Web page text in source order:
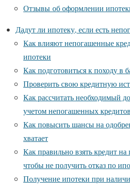
Отзывы об оформлении
Дадут ли ипотеку, если есть
Как влияют непогашенные
ипотеки
Как подготовиться к походу в
Проверить свою кредитную
Как рассчитать необходимый
учетом непогашенных кредитов
Как повысить шансы на
хватает
Как правильно взять кредит
чтобы не получить отказ по
Получение ипотеки при